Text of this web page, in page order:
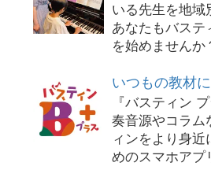
いる先生を地域
あなたもバステ
を始めませんか
いつもの教材
『バスティン
奏音源やコラム
ィンをより身近
めのスマホアプ